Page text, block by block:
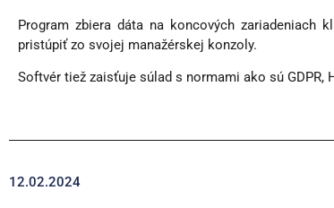
Program zbiera dáta na koncových zariadeniach
pristúpiť zo svojej manažérskej konzoly.
Softvér tiež zaisťuje súlad s normami ako sú GDPR,
12.02.2024